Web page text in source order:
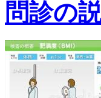
問診の